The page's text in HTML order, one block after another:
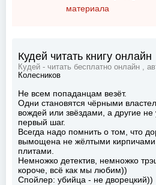
материала
Кудей читать книгу онлайн
Кудей - читать бесплатно онлайн ,
Колесников
Не всем попаданцам везёт.
Одни становятся чёрными
вождей или звёздами, а другие
первый шаг.
Всегда надо помнить о том, что
вымощена не жёлтыми
плитами.
Немножко детектив, немножко
короче, всё как мы любим))
Спойлер: убийца - не дворецкий))